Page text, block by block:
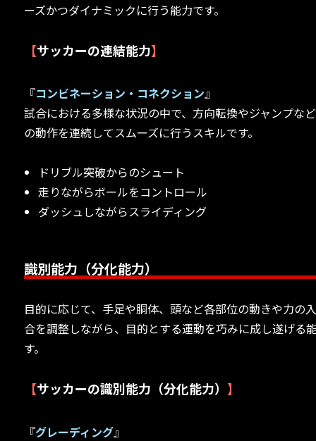
ーズかつダイナミックに行う能力です。
【サッカーの連結能力】
『コンビネーション・コネクション』
試合における多様な状況の中で、方向転換やジャンプな
の動作を連続してスムーズに行うスキルです。
ドリブル突破からのシュート
走りながらボールをコントロール
ダッシュしながらスライディング
識別能力（分化能力）
目的に応じて、手足や胴体、頭など各部位の動きや力の
合を調整しながら、目的とする運動を巧みに成し遂げる
す。
【サッカーの識別能力（分化能力）】
『グレーディング』